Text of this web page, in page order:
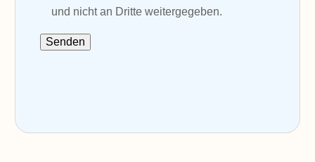
und nicht an Dritte weitergegeben.